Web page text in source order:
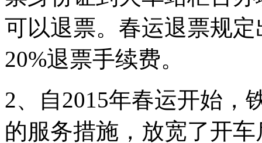
可以退票。春运退票规
20%退票手续费。
2、自2015年春运开始，
的服务措施，放宽了开